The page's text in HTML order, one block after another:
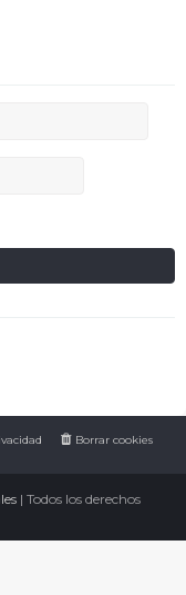
Borrar cookies
| Todos los derechos